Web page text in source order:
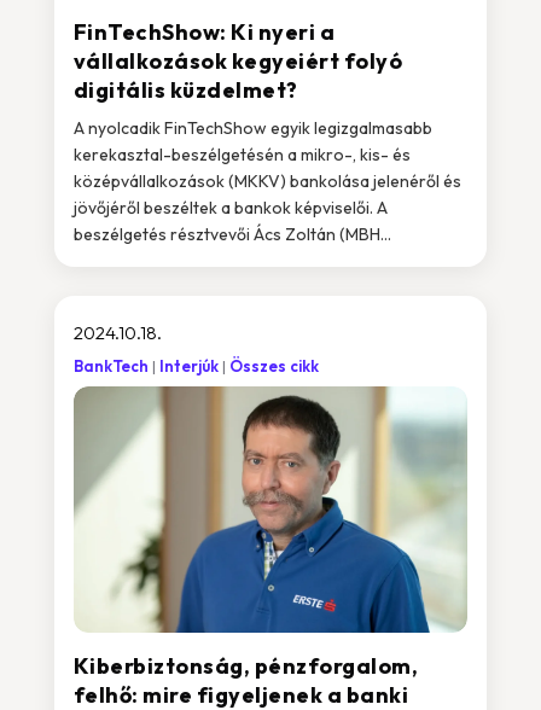
FinTechShow: Ki nyeri a
vállalkozások kegyeiért folyó
digitális küzdelmet?
A nyolcadik FinTechShow egyik legizgalmasabb
kerekasztal-beszélgetésén a mikro-, kis- és
középvállalkozások (MKKV) bankolása jelenéről és
jövőjéről beszéltek a bankok képviselői. A
beszélgetés résztvevői Ács Zoltán (MBH...
Kiberbiztonság, pénzforgalom,
felhő: mire figyeljenek a banki
2024.10.18.
BankTech Interjúk Összes cikk